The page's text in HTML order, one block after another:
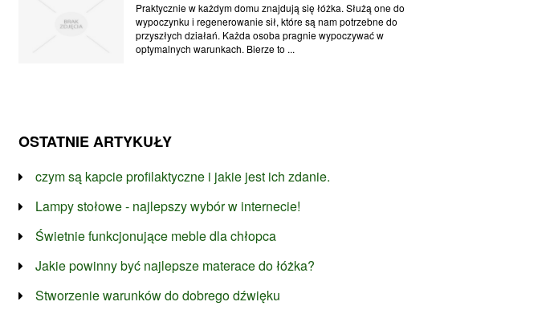
Praktycznie w każdym domu znajdują się łóżka. Służą one do
wypoczynku i regenerowanie sił, które są nam potrzebne do
przyszłych działań. Każda osoba pragnie wypoczywać w
optymalnych warunkach. Bierze to ...
OSTATNIE ARTYKUŁY
czym są kapcie profilaktyczne i jakie jest ich zdanie.
Lampy stołowe - najlepszy wybór w internecie!
Świetnie funkcjonujące meble dla chłopca
Jakie powinny być najlepsze materace do łóżka?
Stworzenie warunków do dobrego dźwięku